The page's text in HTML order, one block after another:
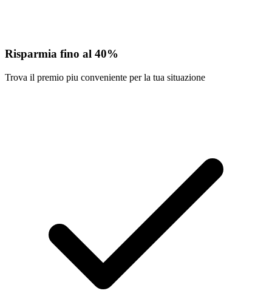
Risparmia fino al 40%
Trova il premio piu conveniente per la tua situazione